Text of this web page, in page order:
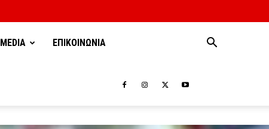
MEDIA ΕΠΙΚΟΙΝΩΝΙΑ